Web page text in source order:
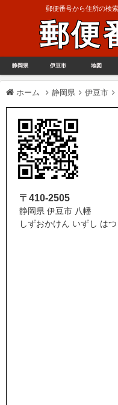
郵便番号から住所の検
郵便
静岡県 伊豆市 地図
ホーム 静岡県 伊豆市
〒410-2505
静岡県 伊豆市 八幡
しずおかけん いずし はつ